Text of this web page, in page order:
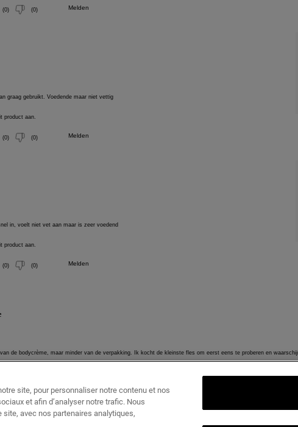
site, pour personnaliser notre contenu et nos
et afin d’analyser notre trafic. Nous
avec nos partenaires analytiques,